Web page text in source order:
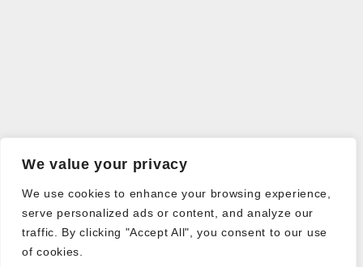
We value your privacy
We use cookies to enhance your browsing experience,
serve personalized ads or content, and analyze our
traffic. By clicking "Accept All", you consent to our use
of cookies.